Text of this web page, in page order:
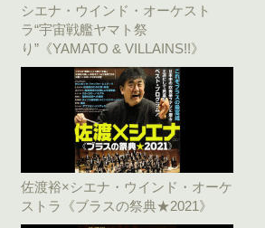
シエナ・ウインド・オーケスト
ラ“宇宙戦艦ヤマト祭
り”《YAMATO & VILLAINS!!》
佐渡裕×シエナ・ウインド・オーケ
ストラ《ブラスの祭典★2021》